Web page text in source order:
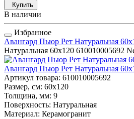
Купить
В наличии
Избранное
Авангард Пьюр Рет Натуральная
Натуральная 60x120 610010005692
Авангард Пьюр Рет Натуральная
Артикул товара: 610010005692
Размер, см: 60x120
Толщина, мм: 9
Поверхность: Натуральная
Материал: Керамогранит